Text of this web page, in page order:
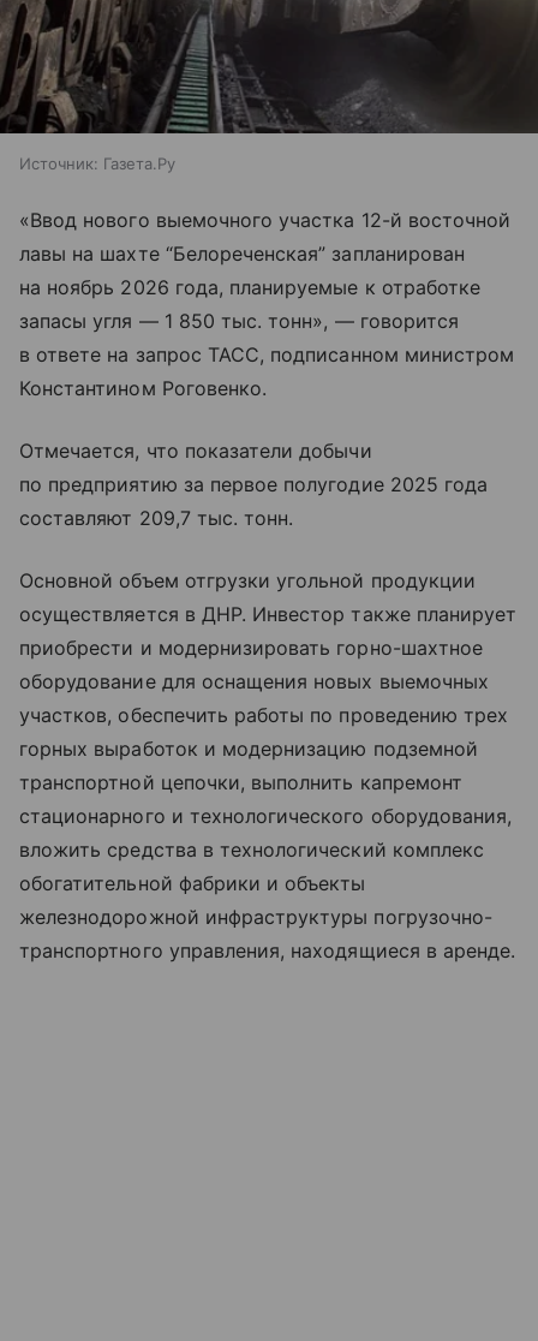
Источник: Газета.Ру
«Ввод нового выемочного участка 12-й восточной
лавы на шахте “Белореченская” запланирован
на ноябрь 2026 года, планируемые к отработке
запасы угля — 1 850 тыс. тонн», — говорится
в ответе на запрос ТАСС, подписанном министром
Константином Роговенко.
Отмечается, что показатели добычи
по предприятию за первое полугодие 2025 года
составляют 209,7 тыс. тонн.
Основной объем отгрузки угольной продукции
осуществляется в ДНР. Инвестор также планирует
приобрести и модернизировать горно-шахтное
оборудование для оснащения новых выемочных
участков, обеспечить работы по проведению трех
горных выработок и модернизацию подземной
транспортной цепочки, выполнить капремонт
стационарного и технологического оборудования,
вложить средства в технологический комплекс
обогатительной фабрики и объекты
железнодорожной инфраструктуры погрузочно-
транспортного управления, находящиеся в аренде.